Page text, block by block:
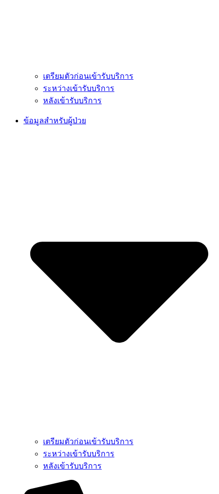
เตรียมตัวก่อนเข้ารับบริการ
ระหว่างเข้ารับบริการ
หลังเข้ารับบริการ
ข้อมูลสำหรับผู้ป่วย
เตรียมตัวก่อนเข้ารับบริการ
ระหว่างเข้ารับบริการ
หลังเข้ารับบริการ